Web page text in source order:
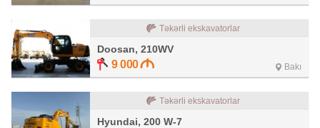
Təkərli ekskavatorlar
Doosan, 210WV
9 000 Bakı
Təkərli ekskavatorlar
Hyundai, 200 W-7